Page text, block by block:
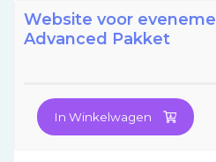
Website voor
Advanced Pakket
In Winkelwagen